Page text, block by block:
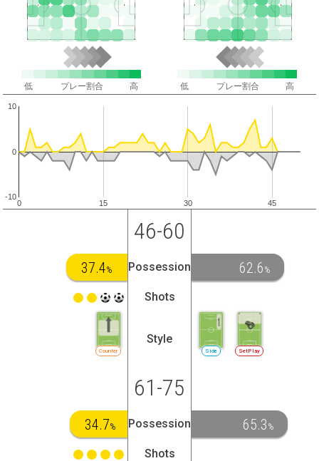
低 プレー割合 高 低 プレー割合 高
0 15 30 45
-10
0
10
46-60
37.4% Possession 62.6 %
Shots
Counter
Style
Side SetPlay
61-75
34.7% Possession 65.3 %
Shots